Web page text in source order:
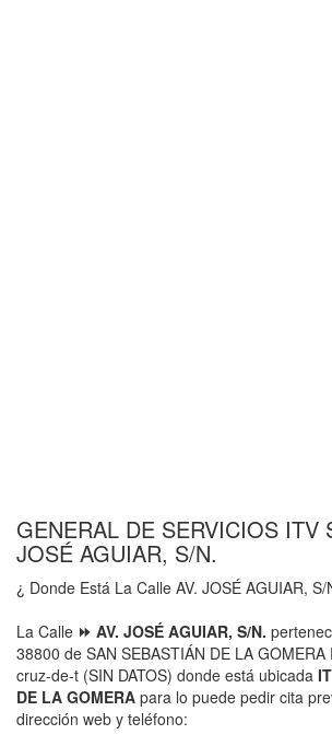
GENERAL DE SERVICIOS ITV
JOSÉ AGUIAR, S/N.
¿ Donde Está La Calle AV. JOSÉ AGUIAR, S/
La Calle ⏩ AV. JOSÉ AGUIAR, S/N.
38800 de SAN SEBASTIÁN DE LA
cruz-de-t (SIN DATOS) donde está ubicada
DE LA GOMERA para lo puede pedir cita
dirección web y teléfono: